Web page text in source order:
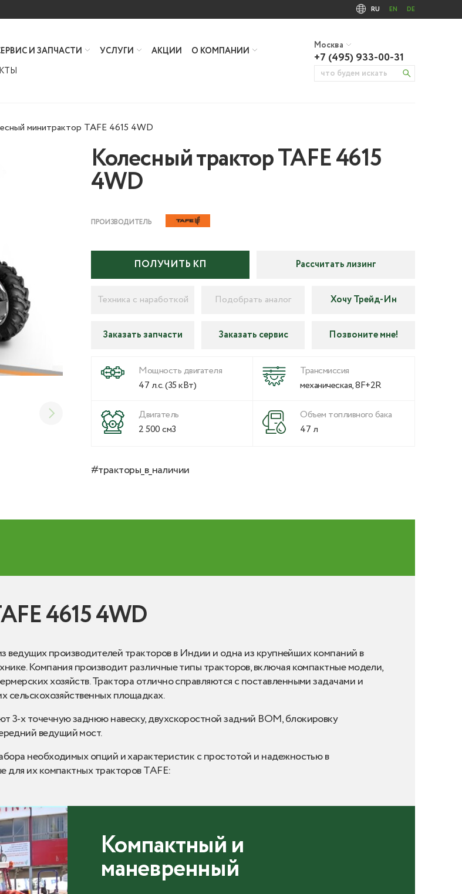
RU EN DE
И ЗАПЧАСТИ УСЛУГИ АКЦИИ
О КОМПАНИИ
Москва
+7 (495) 933-00-31
минитрактор TAFE 4615 4WD
Колесный трактор TAFE 4615
4WD
ПРОИЗВОДИТЕЛЬ
ПОЛУЧИТЬ КП Рассчитать лизинг
Техника с наработкой Подобрать аналог Хочу Трейд-Ин
Заказать запчасти Заказать сервис Позвоните мне!
Мощность двигателя
47 л.с. (35 кВт)
Трансмиссия
механическая, 8F+2R
Двигатель
2 500 см3
Объем топливного бака
47 л
#тракторы_в_наличии
4615 4WD
производителей тракторов в Индии и одна из крупнейших компаний в
Компания производит различные типы тракторов, включая компактные модели,
хозяйств. Трактора отлично справляются с поставленными задачами и
сельскохозяйственных площадках.
3-х точечную заднюю навеску, двухскоростной задний ВОМ, блокировку
ведущий мост.
необходимых опций и характеристик с простотой и надежностью в
для их компактных тракторов TAFE:
Компактный и
маневренный